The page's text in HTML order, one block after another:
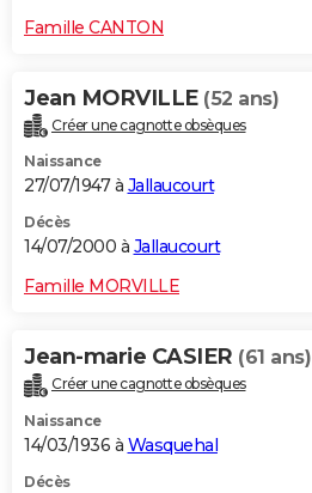
Famille CANTON
Jean MORVILLE (52 ans)
Créer une cagnotte obsèques
Naissance
27/07/1947 à Jallaucourt
Décès
14/07/2000 à Jallaucourt
Famille MORVILLE
Jean-marie CASIER (61 ans)
Créer une cagnotte obsèques
Naissance
14/03/1936 à Wasquehal
Décès